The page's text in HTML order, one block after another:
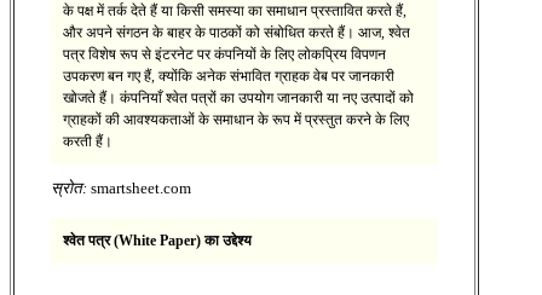
के पक्ष में तर्क देते हैं या किसी समस्या का समाधान प्रस्तावित करते हैं,
और अपने संगठन के बाहर के पाठकों को संबोधित करते हैं। आज, श्वेत
पत्र विशेष रूप से इंटरनेट पर कंपनियों के लिए लोकप्रिय विपणन
उपकरण बन गए हैं, क्योंकि अनेक संभावित ग्राहक वेब पर जानकारी
खोजते हैं। कंपनियाँ श्वेत पत्रों का उपयोग जानकारी या नए उत्पादों को
ग्राहकों की आवश्यकताओं के समाधान के रूप में प्रस्तुत करने के लिए
करती हैं।
स्रोत: smartsheet.com
श्वेत पत्र (White Paper) का उद्देश्य